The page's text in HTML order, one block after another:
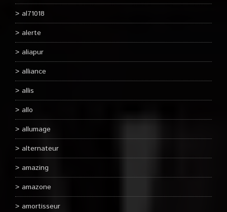
al71018
alerte
aliapur
alliance
allis
allo
allumage
alternateur
amazing
amazone
amortisseur